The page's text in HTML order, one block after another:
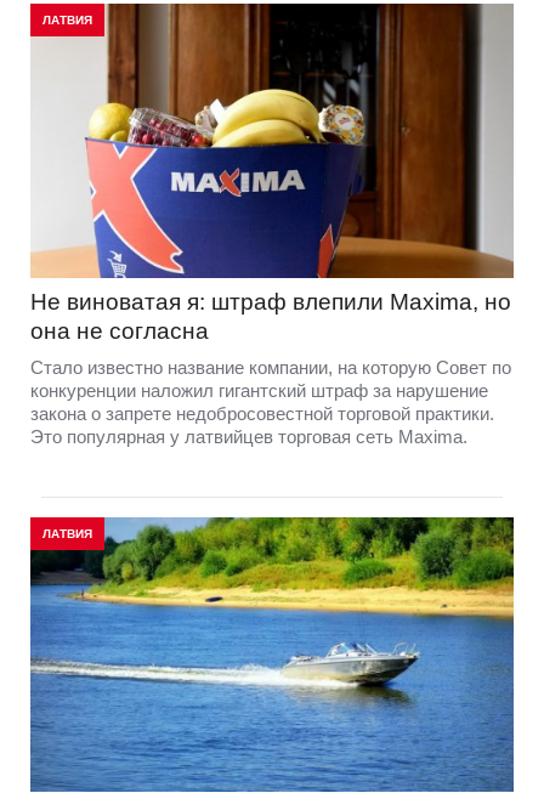
ЛАТВИЯ
Не виноватая я: штраф влепили Maxima, но
она не согласна
Стало известно название компании, на которую Совет по
конкуренции наложил гигантский штраф за нарушение
закона о запрете недобросовестной торговой практики.
Это популярная у латвийцев торговая сеть Maxima.
ЛАТВИЯ